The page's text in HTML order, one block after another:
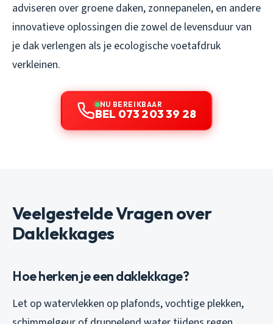
adviseren over groene daken, zonnepanelen, en andere
innovatieve oplossingen die zowel de levensduur van
je dak verlengen als je ecologische voetafdruk
verkleinen.
NU BEREIKBAAR
BEL 073 203 39 28
Veelgestelde Vragen over
Daklekkages
Hoe herken je een daklekkage?
Let op watervlekken op plafonds, vochtige plekken,